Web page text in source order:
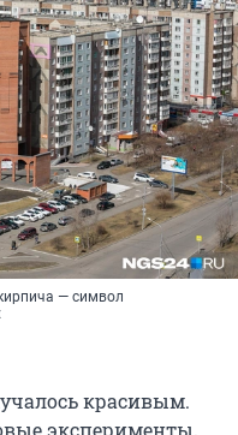
— символ
красивым.
эксперименты.